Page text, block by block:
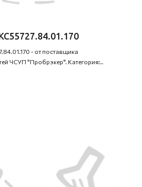
- от поставщика
ЧСУП "Пробрэкер". Категория:..